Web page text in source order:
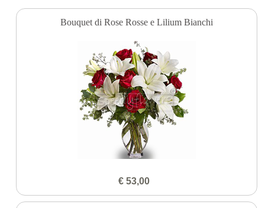
Bouquet di Rose Rosse e Lilium Bianchi
€ 53,00